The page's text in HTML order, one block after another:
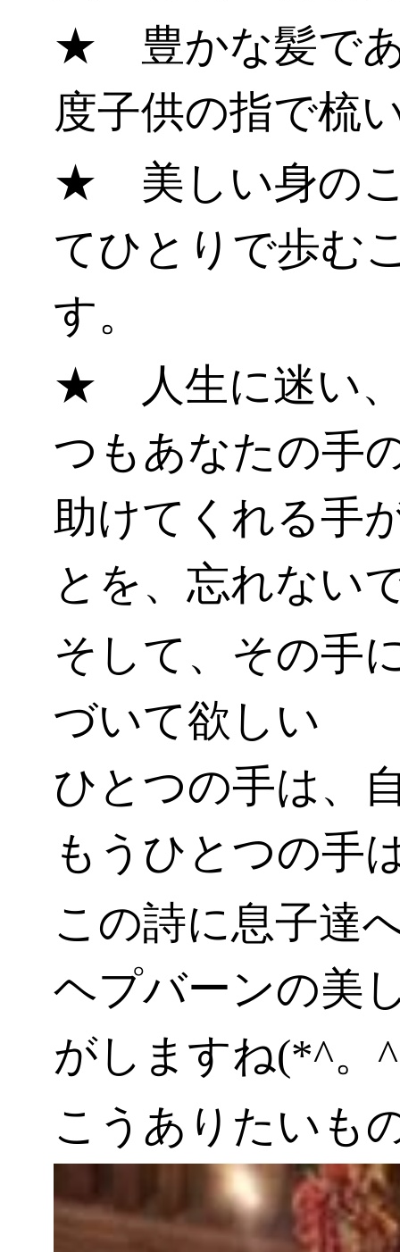
★ 豊かな髪であ
度子供の指で梳
★ 美しい身のこ
てひとりで歩む
す。
★ 人生に迷い、
つもあなたの手
助けてくれる手
とを、忘れない
そして、その手
づいて欲しい
ひとつの手は、
もうひとつの手
この詩に息子達
ヘプバーンの美
がしますね(*^。
こうありたいも